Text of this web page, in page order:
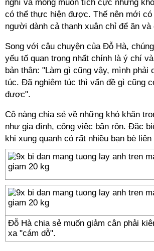
nghĩ và mong muốn tích cực nhưng
có thể thực hiện được. Thế nên mới có
người dành cả thanh xuân chỉ để ăn và
Song với câu chuyện của Đỗ Hà,
yếu tố quan trọng nhất chính là ý chí
bản thân: "Làm gì cũng vậy, mình phải
túc. Đã nghiêm túc thì vấn đề gì cũng
được".
Cô nàng chia sẻ về những khó khăn
như gia đình, công việc bận rộn. Đặc
khi xung quanh có rất nhiều bạn bè
Đỗ Hà chia sẻ muốn giảm cân phải
xa "cám dỗ".